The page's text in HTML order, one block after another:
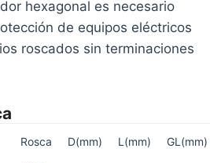
hexagonal es necesario
de equipos eléctricos
roscados sin terminaciones
Rosca D(mm) L(mm) GL(mm)